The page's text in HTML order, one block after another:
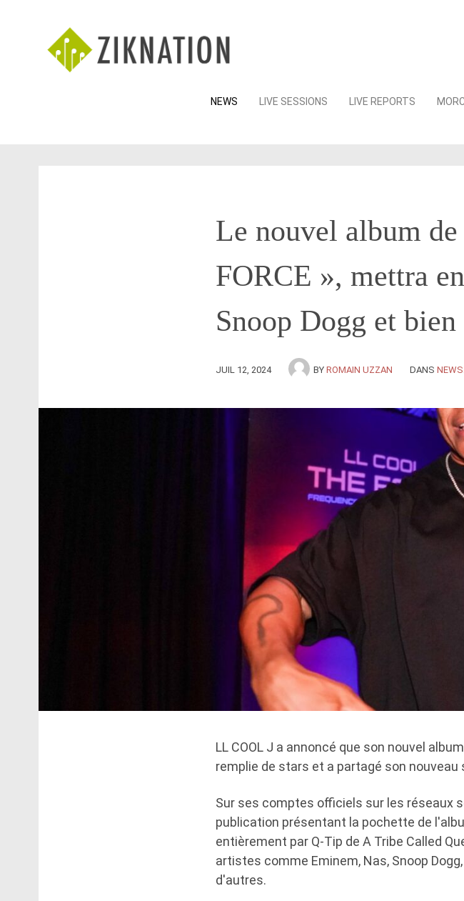
Skip
NEWS LIVE SESSIONS LIVE REPORTS
Le nouvel album
FORCE », mettra
Snoop Dogg et bien
JUIL 12, 2024 BY ROMAIN UZZAN DANS NEWS
LL COOL J a annoncé que son nouvel
remplie de stars et a partagé son nouveau
Sur ses comptes officiels sur les réseaux
publication présentant la pochette de
entièrement par Q-Tip de A Tribe Called
artistes comme Eminem, Nas, Snoop
d'autres.